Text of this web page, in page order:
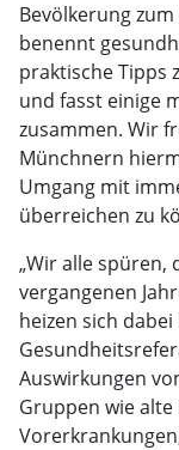
Bevölkerung
benennt
praktische Tipps
und fasst einige
zusammen. Wir
Münchnern
Umgang mit
überreichen zu
„Wir alle spüren,
vergangenen
heizen sich
Auswirkungen
Gruppen wie